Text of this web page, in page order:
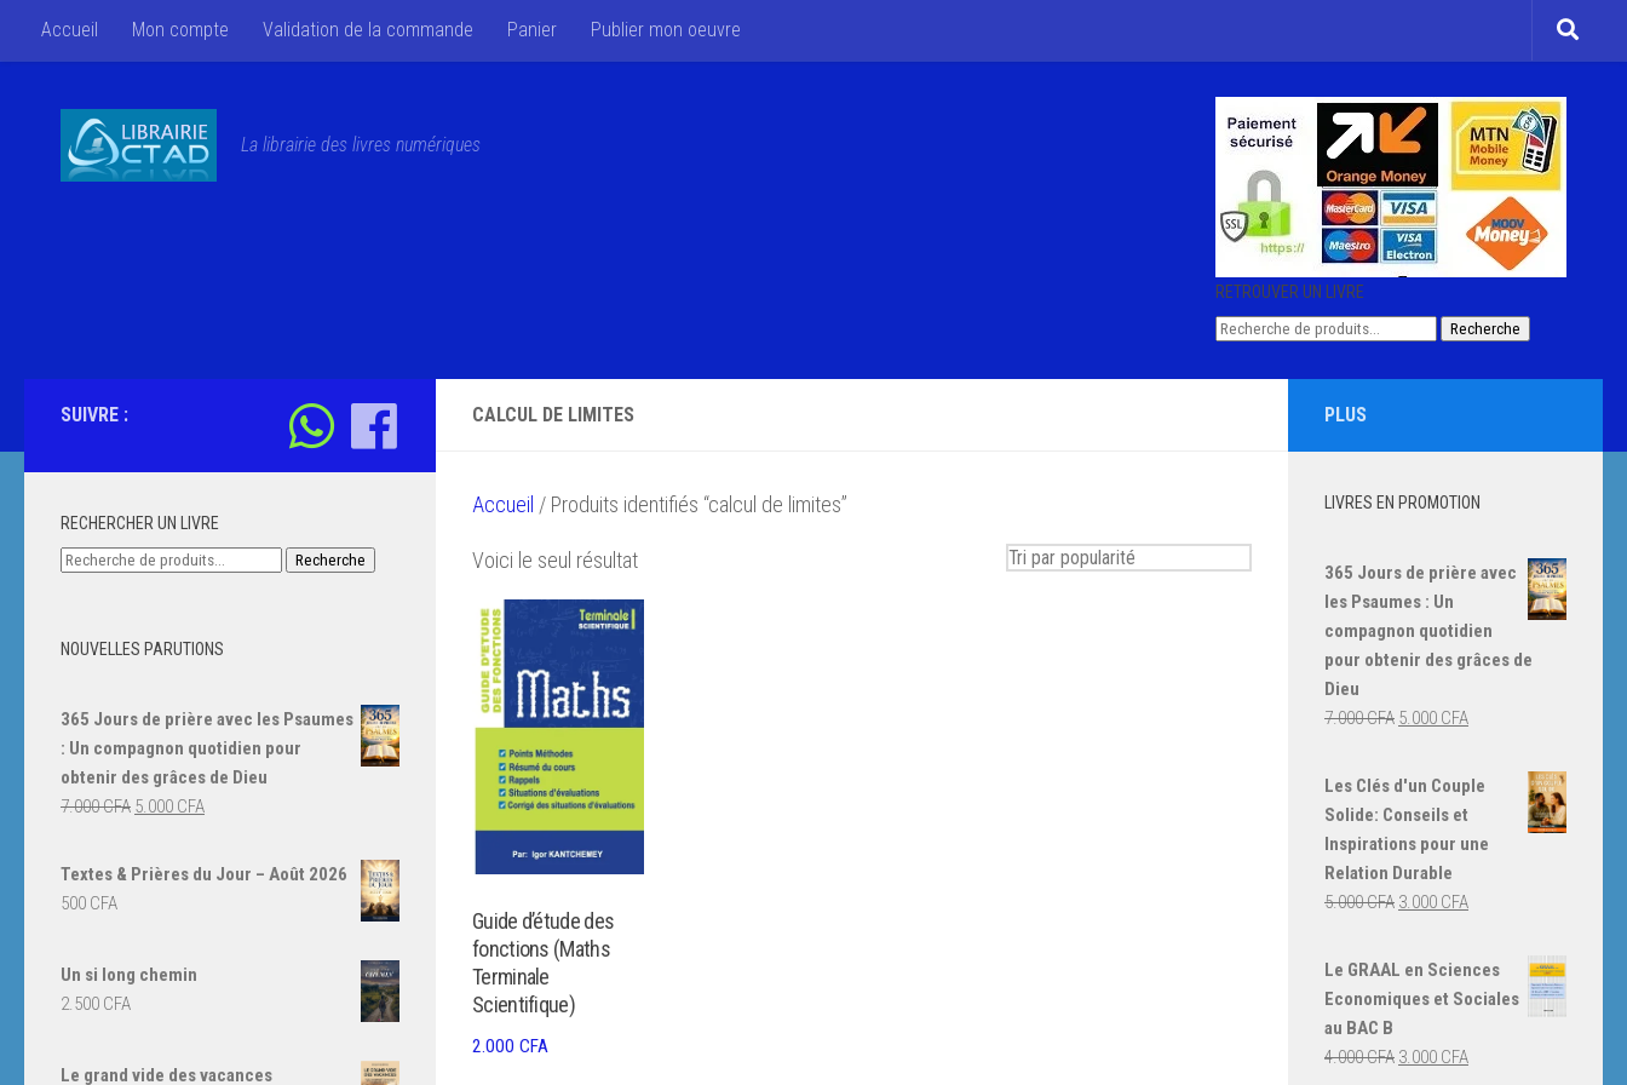
Skip to content
Accueil Mon compte Validation de la commande Panier Publier mon oeuvre
La librairie des livres numériques
RETROUVER UN LIVRE
Recherche
Recherche
CALCUL DE LIMITES
Accueil / Produits identifiés “calcul de limites”
Voici le seul résultat
Guide d’étude des
fonctions (Maths
Terminale
Scientifique)
2.000 CFA
SUIVRE :
RECHERCHER UN LIVRE
Recherche
Recherche
NOUVELLES PARUTIONS
365 Jours de prière avec les Psaumes
: Un compagnon quotidien pour
obtenir des grâces de Dieu
7.000CFA Le
initial
5.000 CFALe
actuel
Textes & Prières du Jour – Août 2026
500 CFA
Un si long chemin
2.500 CFA
Le grand vide des vacances
PLUS
LIVRES EN PROMOTION
365 Jours de prière avec
les Psaumes : Un
compagnon quotidien
pour obtenir des grâces de
Dieu
7.000CFA Le
initial
était :
5.000 CFALe
actuel
5.000 CFA.
Les Clés d'un Couple
Solide: Conseils et
Inspirations pour une
Relation Durable
5.000CFA Le
initial
3.000 CFALe
est :
3.000 CFA.
Le GRAAL en Sciences
Economiques et Sociales
au BAC B
4.000CFA Le
3.000 CFALe